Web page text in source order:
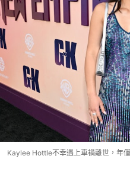
Kaylee Hottle不幸遇上車禍離世，年